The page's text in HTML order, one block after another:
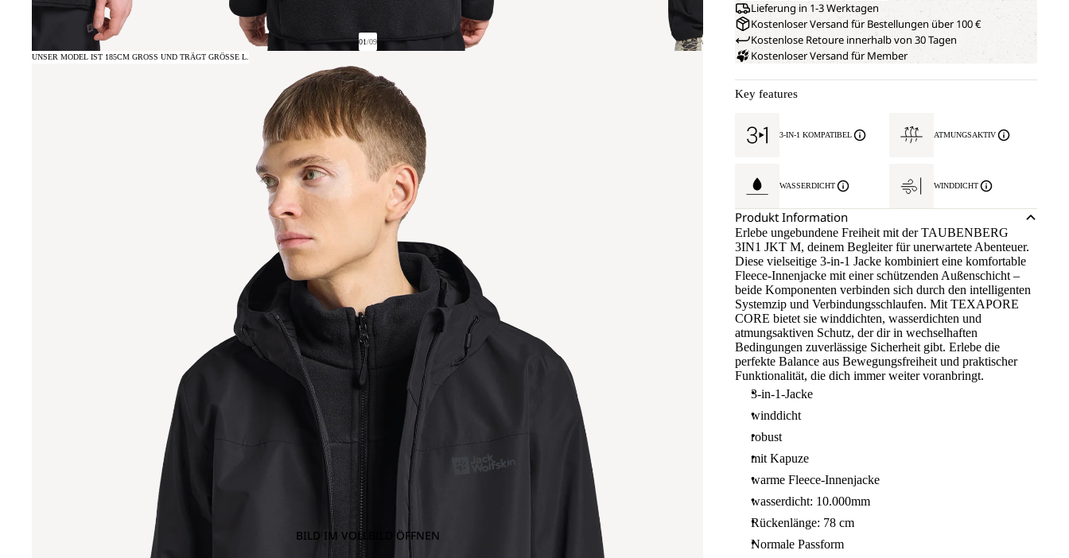
01/09
BILD IM VOLLBILD ÖFFNEN
UNSER MODEL IST 185CM GROSS UND TRÄGT GRÖSSE L.
Lieferung in 1-3 Werktagen
Kostenloser Versand für Bestellungen über 100 €
Kostenlose Retoure innerhalb von 30 Tagen
Kostenloser Versand für Member
Key features
3-IN-1 KOMPATIBEL ATMUNGSAKTIV
WASSERDICHT WINDDICHT
Produkt Information
Erlebe ungebundene Freiheit mit der TAUBENBERG
3IN1 JKT M, deinem Begleiter für unerwartete Abenteuer.
Diese vielseitige 3-in-1 Jacke kombiniert eine komfortable
Fleece-Innenjacke mit einer schützenden Außenschicht –
beide Komponenten verbinden sich durch den intelligenten
Systemzip und Verbindungsschlaufen. Mit TEXAPORE
CORE bietet sie winddichten, wasserdichten und
atmungsaktiven Schutz, der dir in wechselhaften
Bedingungen zuverlässige Sicherheit gibt. Erlebe die
perfekte Balance aus Bewegungsfreiheit und praktischer
Funktionalität, die dich immer weiter voranbringt.
3-in-1-Jacke
winddicht
robust
mit Kapuze
warme Fleece-Innenjacke
wasserdicht: 10.000mm
Rückenlänge: 78 cm
Normale Passform